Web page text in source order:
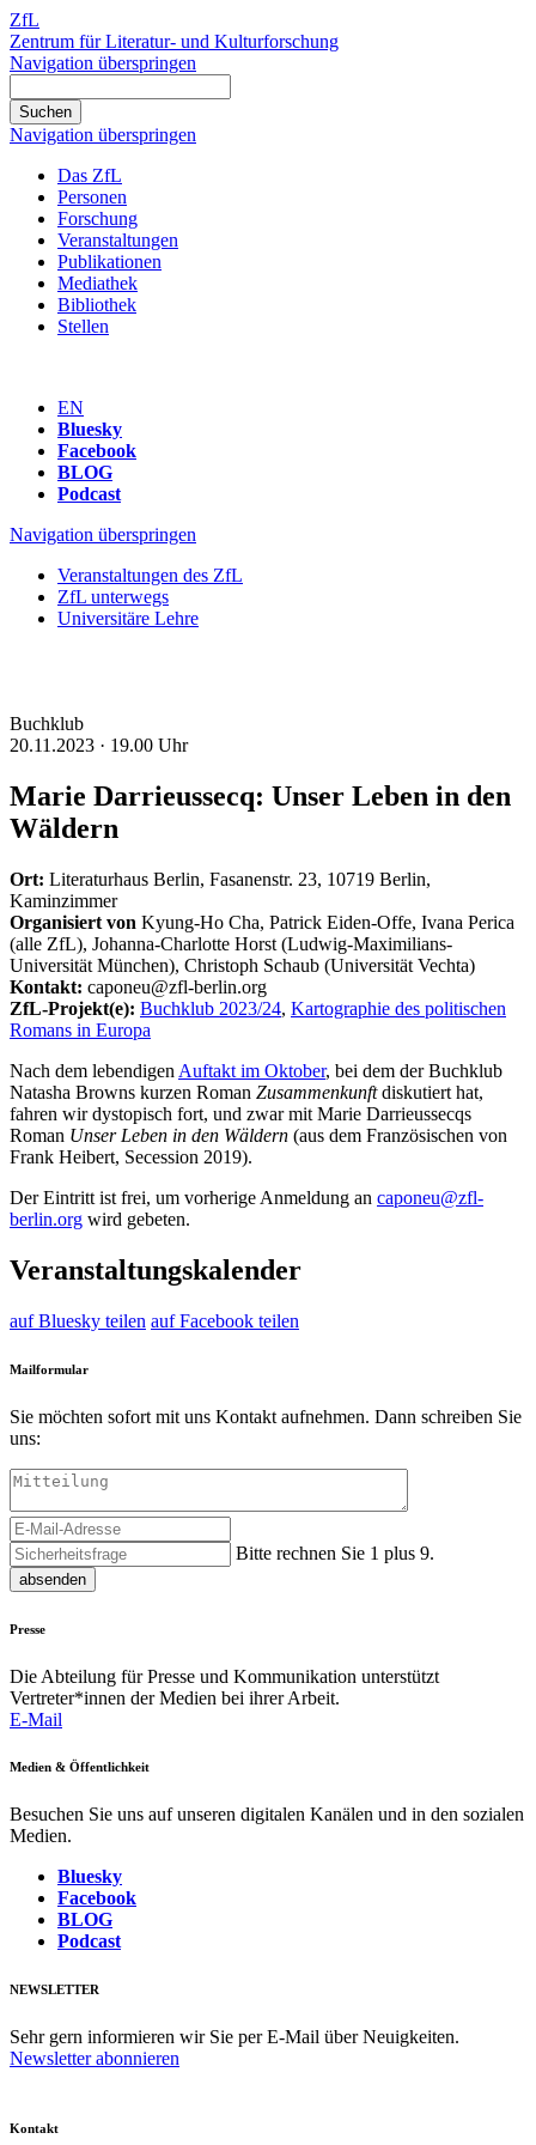
ZfL
Zentrum für Literatur- und Kulturforschung
Navigation überspringen
Navigation überspringen
Das ZfL
Personen
Forschung
Veranstaltungen
Publikationen
Mediathek
Bibliothek
Stellen
EN
Bluesky
Facebook
BLOG
Podcast
Navigation überspringen
Veranstaltungen des ZfL
ZfL unterwegs
Universitäre Lehre
Buchklub
20.11.2023 · 19.00 Uhr
Marie Darrieussecq: Unser Leben in den
Wäldern
Ort: Literaturhaus Berlin, Fasanenstr. 23, 10719 Berlin,
Kaminzimmer
Organisiert von Kyung-Ho Cha, Patrick Eiden-Offe, Ivana Perica
(alle ZfL), Johanna-Charlotte Horst (Ludwig-Maximilians-
Universität München), Christoph Schaub (Universität Vechta)
Kontakt: caponeu@zfl-berlin.org
ZfL-Projekt(e): Buchklub 2023/24, Kartographie des politischen
Romans in Europa
Nach dem lebendigen Auftakt im Oktober, bei dem der Buchklub
Natasha Browns kurzen Roman Zusammenkunftdiskutiert hat,
fahren wir dystopisch fort, und zwar mit Marie Darrieussecqs
Roman Unser Leben in den Wäldern (aus dem Französischen von
Frank Heibert, Secession 2019).
Der Eintritt ist frei, um vorherige Anmeldung an caponeu@zfl-
berlin.org wird gebeten.
Veranstaltungskalender
auf Bluesky teilen auf Facebook teilen
Mailformular
Sie möchten sofort mit uns Kontakt aufnehmen. Dann schreiben Sie
uns:
Bitte rechnen Sie 1 plus 9.
absenden
Presse
Die Abteilung für Presse und Kommunikation unterstützt
Vertreter*innen der Medien bei ihrer Arbeit.
E-Mail
Medien & Öffentlichkeit
Besuchen Sie uns auf unseren digitalen Kanälen und in den sozialen
Medien.
Bluesky
Facebook
BLOG
Podcast
NEWSLETTER
Sehr gern informieren wir Sie per E-Mail über Neuigkeiten.
Newsletter abonnieren
Kontakt